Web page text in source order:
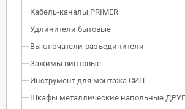
Кабель-каналы PRIMER
Удлинители бытовые
Выключатели-разъединители
Зажимы винтовые
Инструмент для монтажа СИП
Шкафы металлические напольные